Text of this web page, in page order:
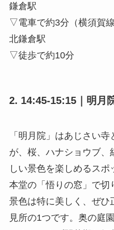
鎌倉駅
▽電車で約3分（横須賀線
北鎌倉駅
▽徒歩で約10分
2. 14:45-15:15｜明月
「明月院」はあじさい
が、桜、ハナショウブ、
しい景色を楽しめるスポ
本堂の「悟りの窓」で切
景色は特に美しく、ぜひ
見所の1つです。奥の庭